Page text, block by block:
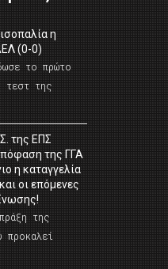
η
(0-0)
το πρώτο
τεστ της
της ΕΠΣ
της ΓΓΑ
η καταγγελία
οι επόμενες
της
προκαλεί